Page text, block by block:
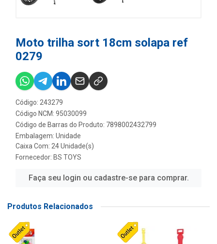
Moto trilha sort 18cm solapa ref
0279
Código: 243279
Código NCM: 95030099
Código de Barras do Produto: 7898002432799
Embalagem: Unidade
Caixa Com: 24 Unidade(s)
Fornecedor: BS TOYS
Faça seu login ou cadastre-se para comprar.
Produtos Relacionados